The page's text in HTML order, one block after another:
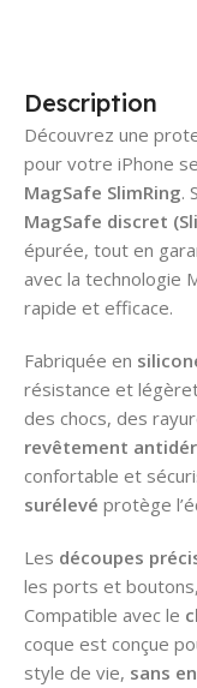
Description
Découvrez une
pour votre iPhone
MagSafe SlimRing.
MagSafe discret
épurée, tout en
avec la technologie
rapide et efficace.
Fabriquée en
résistance et
des chocs, des
revêtement
confortable et
surélevé protège
Les découpes
les ports et
Compatible avec le
coque est conçue
style de vie, sans